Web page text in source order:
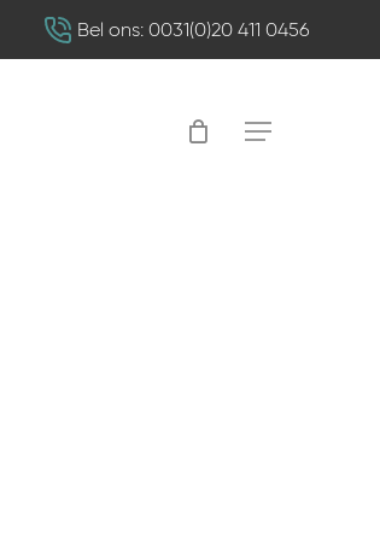
Bel ons: 0031(0)20 411 0456
Menu